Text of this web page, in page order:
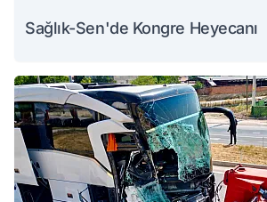
Sağlık-Sen'de Kongre Heyecanı